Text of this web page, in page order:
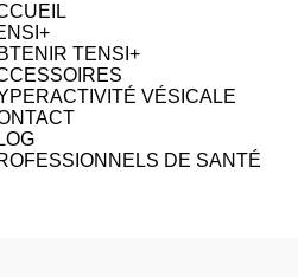
TENSI+
VÉSICALE
DE SANTÉ